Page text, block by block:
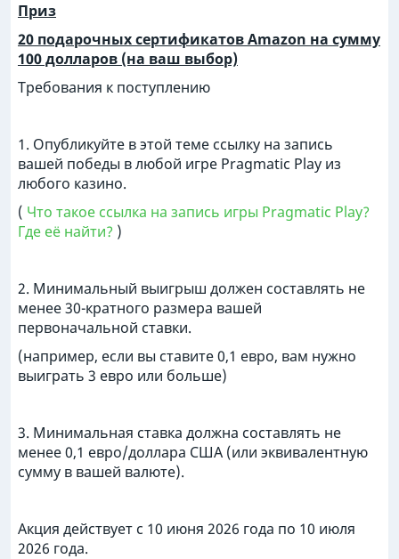
Приз
20 подарочных сертификатов Amazon на сумму
100 долларов (на ваш выбор)
Требования к поступлению
1. Опубликуйте в этой теме ссылку на запись
вашей победы в любой игре Pragmatic Play из
любого казино.
( Что такое ссылка на запись игры Pragmatic Play?
Где её найти? )
2. Минимальный выигрыш должен составлять не
менее 30-кратного размера вашей
первоначальной ставки.
(например, если вы ставите 0,1 евро, вам нужно
выиграть 3 евро или больше)
3. Минимальная ставка должна составлять не
менее 0,1 евро/доллара США (или эквивалентную
сумму в вашей валюте).
Акция действует с 10 июня 2026 года по 10 июля
2026 года.